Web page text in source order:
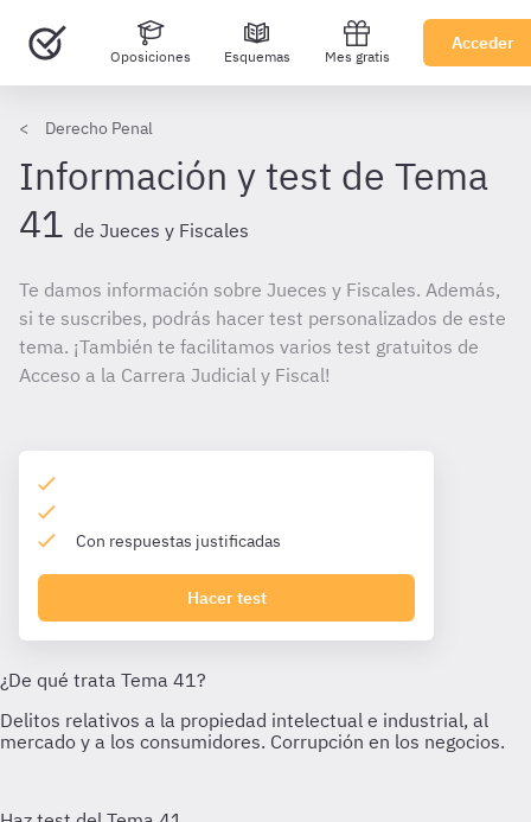
Oposiciones Esquemas Mes gratis
Acceder
Derecho Penal
Información y test de Tema
41 de Jueces y Fiscales
Te damos información sobre Jueces y Fiscales. Además,
si te suscribes, podrás hacer test personalizados de este
tema. ¡También te facilitamos varios test gratuitos de
Acceso a la Carrera Judicial y Fiscal!
Con respuestas justificadas
Hacer test